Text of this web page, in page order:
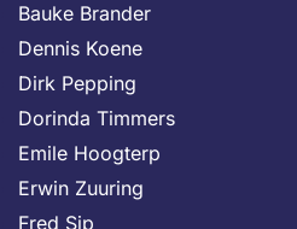
Bauke Brander
Dennis Koene
Dirk Pepping
Dorinda Timmers
Emile Hoogterp
Erwin Zuuring
Fred Sip